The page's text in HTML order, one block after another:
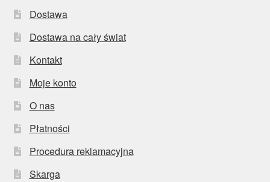
Dostawa
Dostawa na cały świat
Kontakt
Moje konto
O nas
Płatności
Procedura reklamacyjna
Skarga